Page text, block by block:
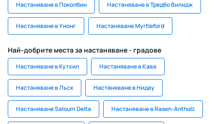
Настаняване в Поколбин Настаняване в Тредбо Вилидж
Настаняване в Уионг Настаняване Myrtleford
Най-добрите места за настаняване - градове
Настаняване в Кутхил Настаняване в Кава
Настаняване в Лъск Настаняване в Нидау
Настаняване Saloum Delta Настаняване в Rasen-Antholz